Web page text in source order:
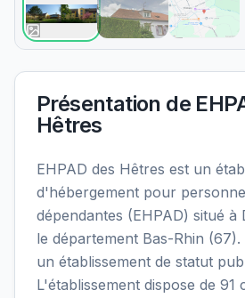
Présentation de
Hêtres
EHPAD des Hêtres est un
d'hébergement pour
dépendantes (EHPAD) situé à
le département Bas-Rhin (67).
un établissement de statut
L'établissement dispose de 91